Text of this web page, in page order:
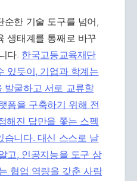
순한 기술 도구를 넘어,
생태계를 통째로 바꾸
다. 한국고등교육재단
있듯이, 기업과 학계는
발굴하고 서로 교류할
폼을 구축하기 위해 전
해진 답만을 쫓는 스펙
습니다. 대신 스스로 날
고, 인공지능을 도구 삼
협업 역량을 갖춘 사람